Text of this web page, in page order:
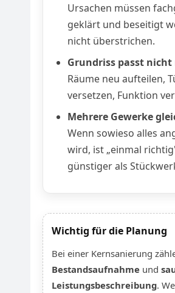
Ursachen müssen
geklärt und beseitigt
nicht überstrichen.
Grundriss passt nicht
Räume neu aufteilen,
versetzen, Funktion
Mehrere Gewerke
Wenn sowieso alles
wird, ist „einmal
günstiger als
Wichtig für die Planung
Bei einer Kernsanierung
Bestandsaufnahme und
Leistungsbeschreibung.